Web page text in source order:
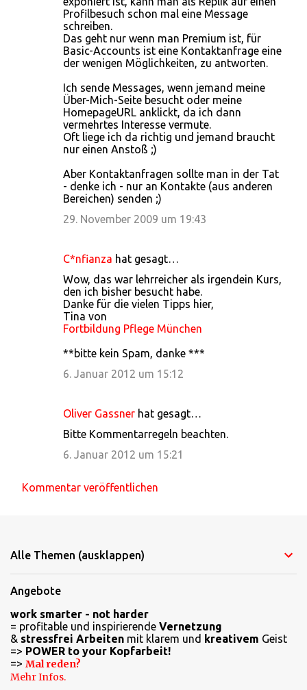
Profilbesuch schon mal eine Message
schreiben.
Das geht nur wenn man Premium ist, für
Basic-Accounts ist eine Kontaktanfrage eine
der wenigen Möglichkeiten, zu antworten.
Ich sende Messages, wenn jemand meine
Über-Mich-Seite besucht oder meine
HomepageURL anklickt, da ich dann
vermehrtes Interesse vermute.
Oft liege ich da richtig und jemand braucht
nur einen Anstoß ;)
Aber Kontaktanfragen sollte man in der Tat
- denke ich - nur an Kontakte (aus anderen
Bereichen) senden ;)
29. November 2009 um 19:43
C*nfianza hat gesagt…
Wow, das war lehrreicher als irgendein Kurs,
den ich bisher besucht habe.
Danke für die vielen Tipps hier,
Tina von
Fortbildung Pflege München
**bitte kein Spam, danke ***
6. Januar 2012 um 15:12
Oliver Gassner hat gesagt…
Bitte Kommentarregeln beachten.
6. Januar 2012 um 15:21
Kommentar veröffentlichen
Alle Themen (ausklappen)
Angebote
work smarter - not harder
= profitable und inspirierende Vernetzung
& stressfrei Arbeiten mit klarem und kreativem Geist
=> POWER to your Kopfarbeit!
=> Mal reden?
Mehr Infos.